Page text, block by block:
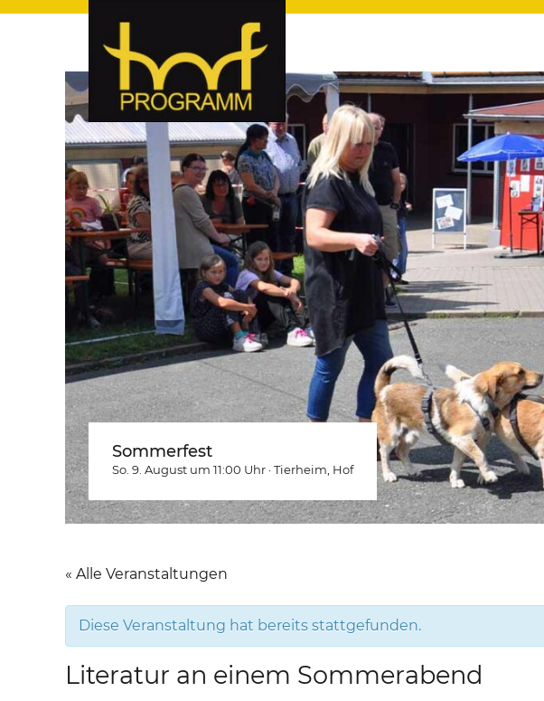
hof-programm – das
hof-programm – das Veranstaltungsportal für Hof und Hochfranken. Täglich
Sommerfest
So. 9. August um 11:00 Uhr ·Tierheim , Hof
« Alle Veranstaltungen
Diese Veranstaltung hat bereits stattgefunden.
Literatur an einem Sommerabend